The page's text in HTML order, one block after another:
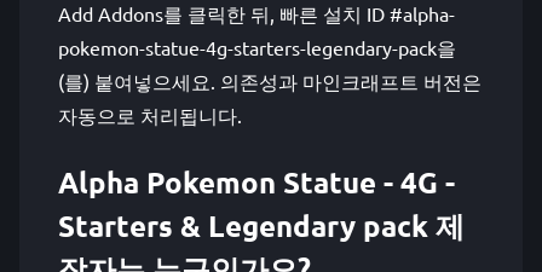
Add Addons를 클릭한 뒤, 빠른 설치 ID #alpha-
pokemon-statue-4g-starters-legendary-pack을
(를) 붙여넣으세요. 의존성과 마인크래프트 버전은
자동으로 처리됩니다.
Alpha Pokemon Statue - 4G -
Starters & Legendary pack 제